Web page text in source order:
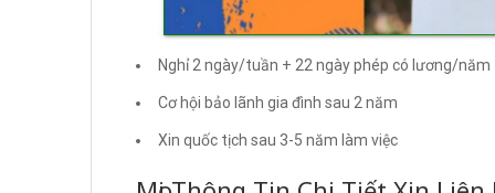
Nghỉ 2 ngày/tuần + 22 ngày phép có lương/năm
Cơ hội bảo lãnh gia đình sau 2 năm
Xin quốc tịch sau 3-5 năm làm việc